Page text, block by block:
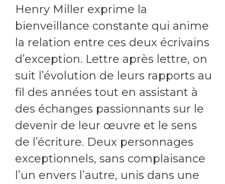
Henry Miller exprime la
bienveillance constante qui anime
la relation entre ces deux écrivains
d’exception. Lettre après lettre, on
suit l’évolution de leurs rapports au
fil des années tout en assistant à
des échanges passionnants sur le
devenir de leur œuvre et le sens
de l’écriture. Deux personnages
exceptionnels, sans complaisance
l’un envers l’autre, unis dans une